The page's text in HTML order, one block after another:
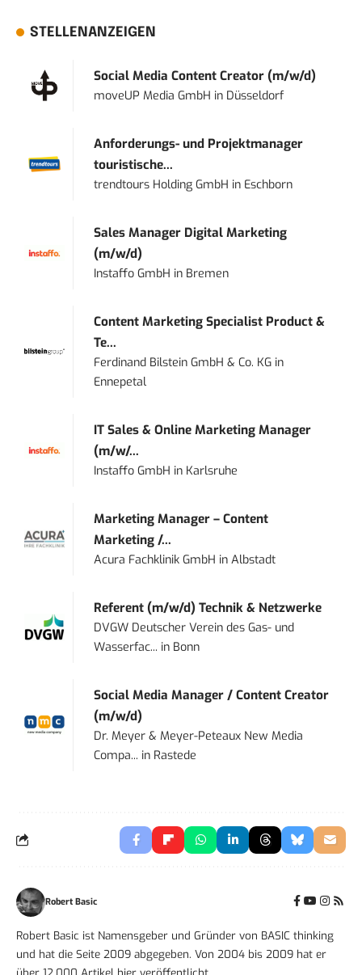
STELLENANZEIGEN
Social Media Content Creator (m/w/d)
moveUP Media GmbH in Düsseldorf
Anforderungs- und Projektmanager
touristische...
trendtours Holding GmbH in Eschborn
Sales Manager Digital Marketing
(m/w/d)
Instaffo GmbH in Bremen
Content Marketing Specialist Product &
Te...
Ferdinand Bilstein GmbH & Co. KG in
Ennepetal
IT Sales & Online Marketing Manager
(m/w/...
Instaffo GmbH in Karlsruhe
Marketing Manager – Content
Marketing /...
Acura Fachklinik GmbH inAlbstadt
Referent (m/w/d) Technik & Netzwerke
DVGW Deutscher Verein des Gas- und
Wasserfac... in Bonn
Social Media Manager / Content Creator
(m/w/d)
Dr. Meyer & Meyer-Peteaux New Media
Compa... in Rastede
Robert Basic
Robert Basic ist Namensgeber und Gründer von BASIC thinking
und hat die Seite 2009 abgegeben. Von 2004 bis 2009 hat er